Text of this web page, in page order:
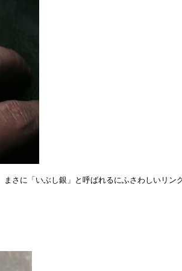
さに「いぶし銀」と呼ばれるにふさわしいリン